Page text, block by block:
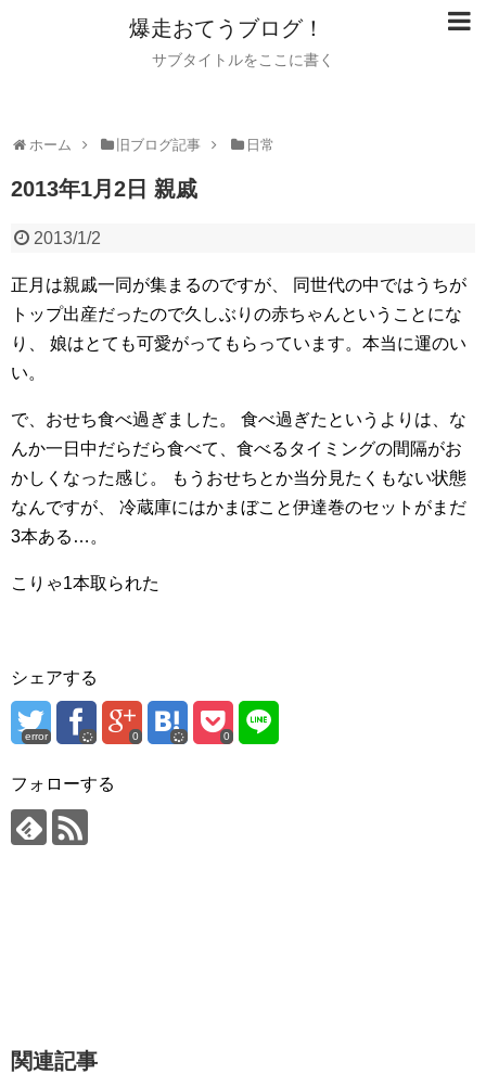
爆走おてうブログ！
サブタイトルをここに書く
ホーム 旧ブログ記事 日常
2013年1月2日 親戚
2013/1/2
正月は親戚一同が集まるのですが、
同世代の中ではうちが
トップ出産だったので久しぶりの赤ちゃんということにな
り、
娘はとても可愛がってもらっています。本当に運のい
い。
で、おせち食べ過ぎました。
食べ過ぎたというよりは、な
んか一日中だらだら食べて、食べるタイミングの間隔がお
かしくなった感じ。
もうおせちとか当分見たくもない状態
なんですが、
冷蔵庫にはかまぼこと伊達巻のセットがまだ
3本ある…。
こりゃ1本取られた
シェアする
error 0 0
フォローする
関連記事